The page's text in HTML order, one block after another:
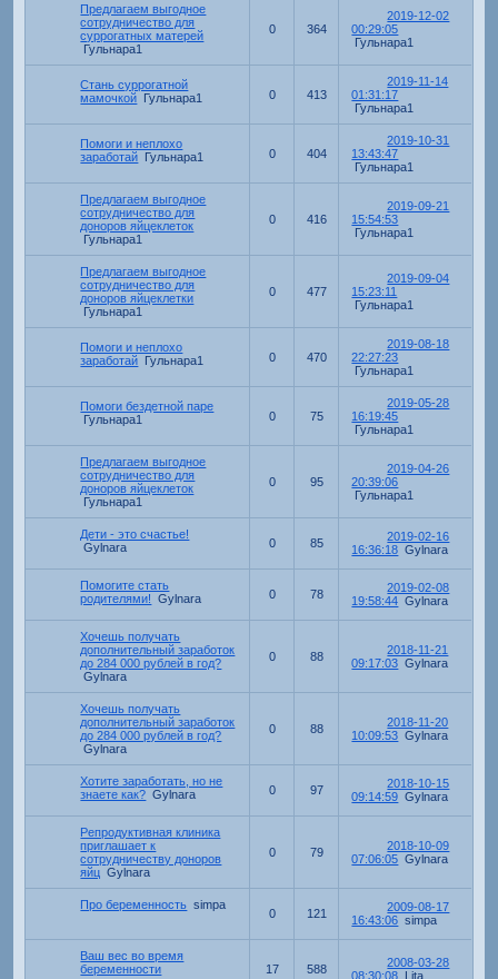
Предлагаем выгодное
сотрудничество для
суррогатных матерей
Гульнара1
0 364
2019-12-02
00:29:05
Гульнара1
Стань суррогатной
мамочкой Гульнара1 0 413
2019-11-14
01:31:17
Гульнара1
Помоги и неплохо
заработай Гульнара1 0 404
2019-10-31
13:43:47
Гульнара1
Предлагаем выгодное
сотрудничество для
доноров яйцеклеток
Гульнара1
0 416
2019-09-21
15:54:53
Гульнара1
Предлагаем выгодное
сотрудничество для
доноров яйцеклетки
Гульнара1
0 477
2019-09-04
15:23:11
Гульнара1
Помоги и неплохо
заработай Гульнара1 0 470
2019-08-18
22:27:23
Гульнара1
Помоги бездетной паре
Гульнара1
0 75
2019-05-28
16:19:45
Гульнара1
Предлагаем выгодное
сотрудничество для
доноров яйцеклеток
Гульнара1
0 95
2019-04-26
20:39:06
Гульнара1
Дети - это счастье!
Gylnara
0 85
2019-02-16
16:36:18 Gylnara
Помогите стать
родителями!
Gylnara 0 78
2019-02-08
19:58:44 Gylnara
Хочешь получать
дополнительный заработок
до 284 000 рублей в год?
Gylnara
0 88
2018-11-21
09:17:03 Gylnara
Хочешь получать
дополнительный заработок
до 284 000 рублей в год?
Gylnara
0 88
2018-11-20
10:09:53 Gylnara
Хотите заработать, но не
знаете как? Gylnara 0 97
2018-10-15
09:14:59 Gylnara
Репродуктивная клиника
приглашает к
сотрудничеству доноров
яйц Gylnara
0 79
2018-10-09
07:06:05 Gylnara
Про беременность simpa
0 121
2009-08-17
16:43:06 simpa
Ваш вес во время
беременности
17 588
2008-03-28
08:30:08 Lita